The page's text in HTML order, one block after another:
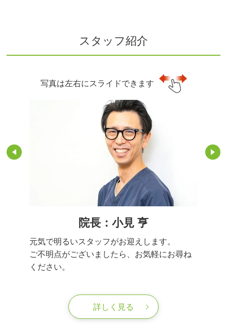
スタッフ紹介
写真は左右にスライドできます
院長：小見 亨
元気で明るいスタッフがお迎えします。
ご不明点がございましたら、お気軽にお尋ね
ください。
詳しく見る